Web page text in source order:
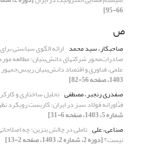
66-95]
ص
صاحبکار، سید محمد ارائه الگوی سیاستی
صادرات‌محور شرکتهای دانش‌بنیان؛ مطالعه
علمی، فناوری و اقتصاد دانش‌بنیان رییس‌جمهور
1403، صفحه 56-82]
صفدری رنجبر، مصطفی تحلیل ساختاری و
فنّاورانه فولاد سبز در ایران؛ کاربست رویکرد
شماره 5، 1403، صفحه 6-31]
صناعی، علی تاملی در چالش بنزین: چه
نیست؟[دوره 2، شماره 2، 1403، صفحه 2-13]